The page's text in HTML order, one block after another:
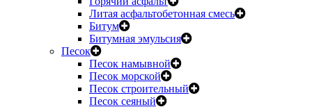
Литая асфальтобетонная смесь
Битум
Битумная эмульсия
Песок
Песок намывной
Песок морской
Песок строительный
Песок сеяный